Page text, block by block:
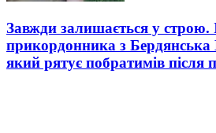
Завжди залишається у строю.
прикордонника з Бердянська
який рятує побратимів після